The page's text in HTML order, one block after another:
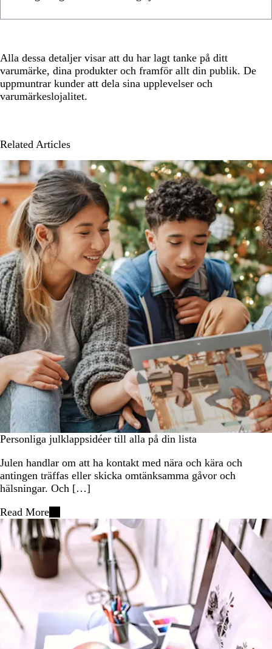
Alla dessa detaljer visar att du har lagt tanke på ditt
varumärke, dina produkter och framför allt din publik. De
uppmuntrar kunder att dela sina upplevelser och
varumärkeslojalitet.
Related Articles
Personliga julklappsidéer till alla på din lista
Julen handlar om att ha kontakt med nära och kära och
antingen träffas eller skicka omtänksamma gåvor och
hälsningar. Och […]
Read More